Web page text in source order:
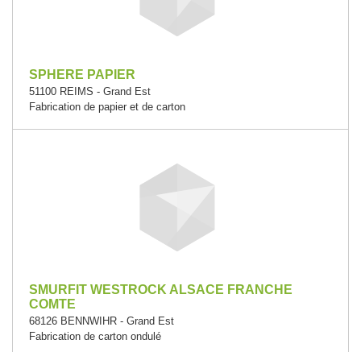
SPHERE PAPIER
51100 REIMS - Grand Est
Fabrication de papier et de carton
SMURFIT WESTROCK ALSACE FRANCHE
COMTE
68126 BENNWIHR - Grand Est
Fabrication de carton ondulé